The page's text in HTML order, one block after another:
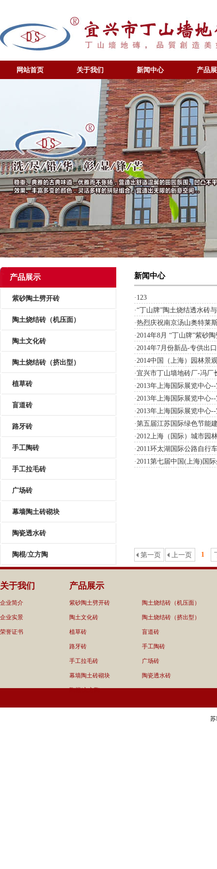
网站首页 关于我们 新闻中心 产品
产品展示
紫砂陶土劈开砖
陶土烧结砖（机压面）
陶土文化砖
陶土烧结砖（挤出型）
植草砖
盲道砖
路牙砖
手工陶砖
手工拉毛砖
广场砖
幕墙陶土砖砌块
陶瓷透水砖
陶棍/立方陶
新闻中心
· 123
·“丁山牌”陶土烧结透水砖
·热烈庆祝南京汤山奥特莱
·2014年8月 “丁山牌”紫砂
·2014年7月份新品-专供出
·2014中国（上海）园林景
·宜兴市丁山墙地砖厂-冯厂
·2013年上海国际展览中心
·2013年上海国际展览中心
·2013年上海国际展览中心
·第五届江苏国际绿色节能
·2012上海（国际）城市园
·2011环太湖国际公路自行
·2011第七届中国(上海)国
第一页 上一页 1
关于我们
企业简介
企业实景
荣誉证书
产品展示
紫砂陶土劈开砖 陶土烧结砖（机压面）
陶土文化砖 陶土烧结砖（挤出型）
植草砖 盲道砖
路牙砖 手工陶砖
手工拉毛砖 广场砖
幕墙陶土砖砌块 陶瓷透水砖
陶棍/立方陶
苏